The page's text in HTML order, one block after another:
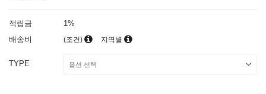
적립금
1%
배송비
(조건) 지역별
TYPE